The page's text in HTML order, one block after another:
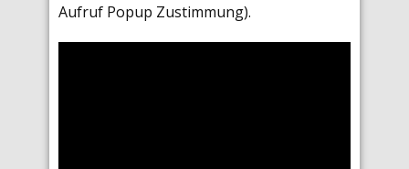
Aufruf Popup Zustimmung).